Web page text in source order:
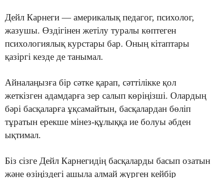
Дейл Карнеги — америкалық педагог, психолог,
жазушы. Өздігінен жетілу туралы көптеген
психологиялық курстары бар. Оның кітаптары
қазіргі кезде де танымал.
Айналаңызға бір сәтке қарап, сәттілікке қол
жеткізген адамдарға зер салып көріңізші. Олардың
бәрі басқаларға ұқсамайтын, басқалардан бөліп
тұратын ерекше мінез-құлыққа ие болуы әбден
ықтимал.
Біз сізге Дейл Карнегидің басқаларды басып озатын
және өзіңіздегі ашыла алмай жүрген кейбір